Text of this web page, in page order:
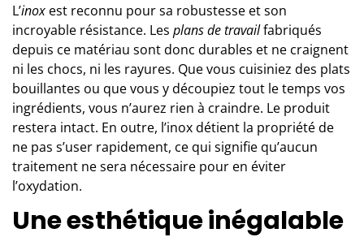
L’inox est reconnu pour sa robustesse et son
incroyable résistance. Les plans de travailfabriqués
depuis ce matériau sont donc durables et ne craignent
ni les chocs, ni les rayures. Que vous cuisiniez des plats
bouillantes ou que vous y découpiez tout le temps vos
ingrédients, vous n’aurez rien à craindre. Le produit
restera intact. En outre, l’inox détient la propriété de
ne pas s’user rapidement, ce qui signifie qu’aucun
traitement ne sera nécessaire pour en éviter
l’oxydation.
Une esthétique inégalable